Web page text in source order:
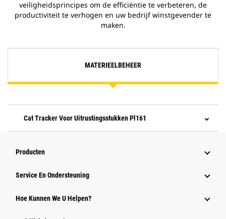
veiligheidsprincipes om de efficiëntie te verbeteren, de
productiviteit te verhogen en uw bedrijf winstgevender te
maken.
MATERIEELBEHEER
Cat Tracker Voor Uitrustingsstukken Pl161
Producten
Service En Ondersteuning
Hoe Kunnen We U Helpen?